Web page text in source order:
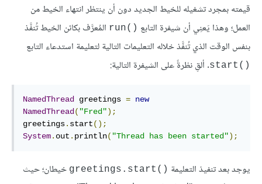
قيمته بمجرد تشغيله للخيط الجديد دون أن ينتظر انتهاء الخيط من
العمل؛ وهذا يَعنِي أن شيفرة التابع run()‎ المُعرَّف بكائن الخيط تُنفَّذ
بنفس الوقت الذي تُنفَّذ خلاله التعليمات التالية لتعليمة استدعاء التابع
start()‎. ألقِ نظرةً على الشيفرة التالية:
NamedThread greetings = new
NamedThread ( "Fred");
greetings. start();
System. out . println( "Thread has been started");
يوجد بعد تنفيذ التعليمة greetings.start()‎ خيطان؛ حيث